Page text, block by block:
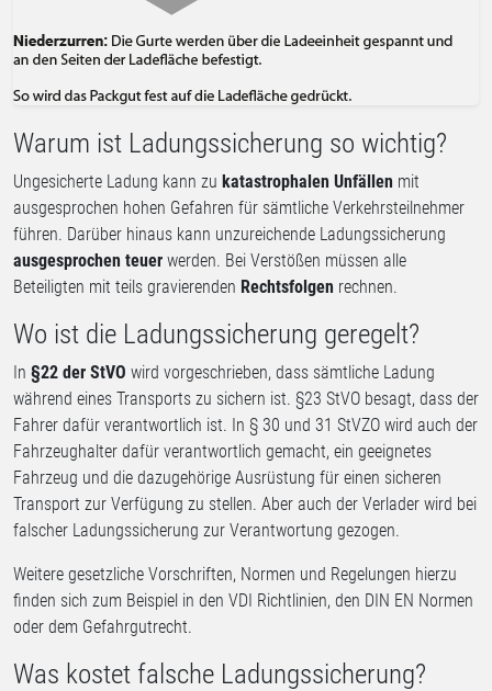
Warum ist Ladungssicherung so wichtig?
Ungesicherte Ladung kann zu katastrophalen Unfällen mit
ausgesprochen hohen Gefahren für sämtliche Verkehrsteilnehmer
führen. Darüber hinaus kann unzureichende Ladungssicherung
ausgesprochen teuer werden. Bei Verstößen müssen alle
Beteiligten mit teils gravierenden Rechtsfolgen rechnen.
Wo ist die Ladungssicherung geregelt?
In §22 der StVO wird vorgeschrieben, dass sämtliche Ladung
während eines Transports zu sichern ist. §23 StVO besagt, dass der
Fahrer dafür verantwortlich ist. In § 30 und 31 StVZO wird auch der
Fahrzeughalter dafür verantwortlich gemacht, ein geeignetes
Fahrzeug und die dazugehörige Ausrüstung für einen sicheren
Transport zur Verfügung zu stellen. Aber auch der Verlader wird bei
falscher Ladungssicherung zur Verantwortung gezogen.
Weitere gesetzliche Vorschriften, Normen und Regelungen hierzu
finden sich zum Beispiel in den VDI Richtlinien, den DIN EN Normen
oder dem Gefahrgutrecht.
Was kostet falsche Ladungssicherung?